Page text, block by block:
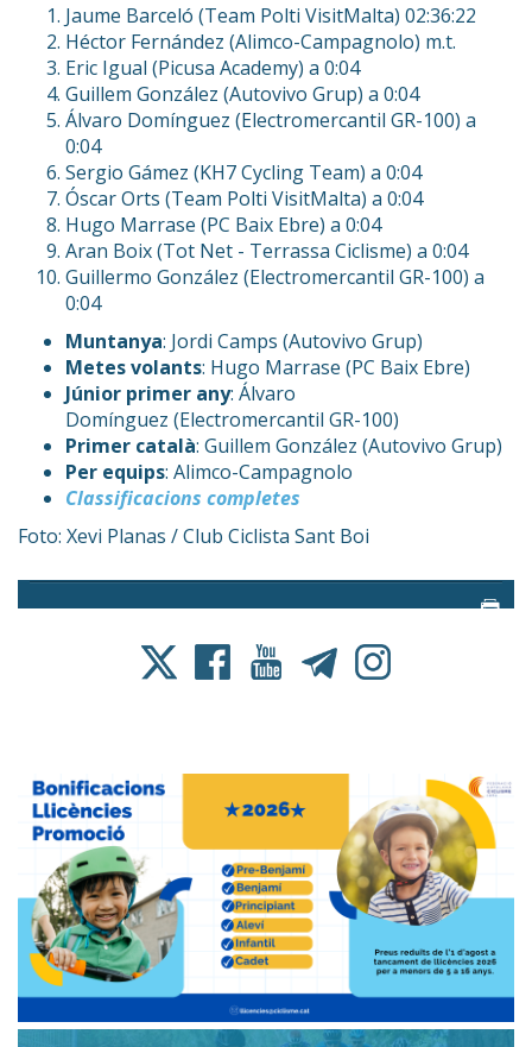
Jaume Barceló (Team Polti VisitMalta) 02:36:22
Héctor Fernández (Alimco-Campagnolo) m.t.
Eric Igual (Picusa Academy) a 0:04
Guillem González (Autovivo Grup) a 0:04
Álvaro Domínguez (Electromercantil GR-100) a
0:04
Sergio Gámez (KH7 Cycling Team) a 0:04
Óscar Orts (Team Polti VisitMalta) a 0:04
Hugo Marrase (PC Baix Ebre) a 0:04
Aran Boix (Tot Net - Terrassa Ciclisme) a 0:04
Guillermo González (Electromercantil GR-100) a
0:04
Muntanya: Jordi Camps (Autovivo Grup)
Metes volants: Hugo Marrase (PC Baix Ebre)
Júnior primer any: Álvaro
Domínguez (Electromercantil GR-100)
Primer català: Guillem González (Autovivo Grup)
Per equips: Alimco-Campagnolo
Classificacions completes
Foto: Xevi Planas / Club Ciclista Sant Boi